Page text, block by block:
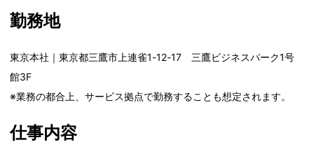
勤務地
東京本社｜東京都三鷹市上連雀1-12-17 三鷹ビジネスパーク1号
館3F
※業務の都合上、サービス拠点で勤務することも想定されます。
仕事内容